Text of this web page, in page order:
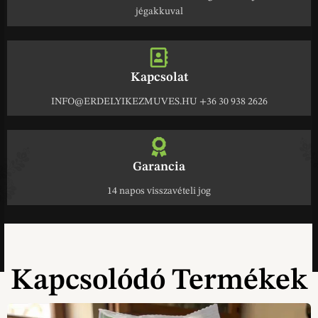
jégakkuval
Kapcsolat
INFO@ERDELYIKEZMUVES.HU +36 30 938 2626
Garancia
14 napos visszavételi jog
Kapcsolódó Termékek